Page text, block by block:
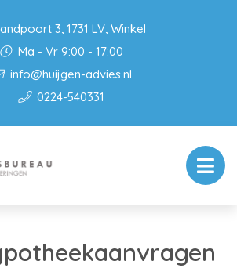
3, 1731 LV, Winkel
Ma - Vr 9:00 - 17:00
info@huijgen-advies.nl
0224-540331